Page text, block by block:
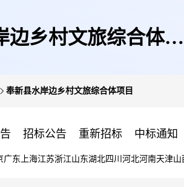
边乡村文旅综合体项
奉新县水岸边乡村文旅综合体项目
招标公告 重新招标 中标通知
广东 上海江苏浙江山东湖北四川 河北河南天津山